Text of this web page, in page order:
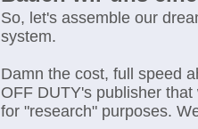
So, let's assemble our
system.
Damn the cost, full speed
OFF DUTY's publisher
for "research" purposes.